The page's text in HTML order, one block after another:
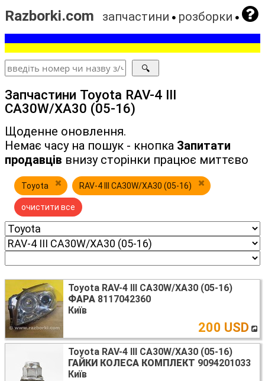
Razborki.com запчастини розборки
Запчастини Toyota RAV-4 III
CA30W/XA30 (05-16)
Щоденне оновлення.
Немає часу на пошук - кнопка Запитати
продавців внизу сторінки працює миттєво
Toyota RAV-4 III CA30W/XA30 (05-16)
очистити все
Toyota RAV-4 III CA30W/XA30 (05-16)
ФАРА 8117042360
Київ
200 USD
Toyota RAV-4 III CA30W/XA30 (05-16)
ГАЙКИ КОЛЕСА КОМПЛЕКТ 9094201033
Київ